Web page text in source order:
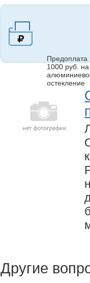
Предоплата
1000 руб. на
остекление
Другие